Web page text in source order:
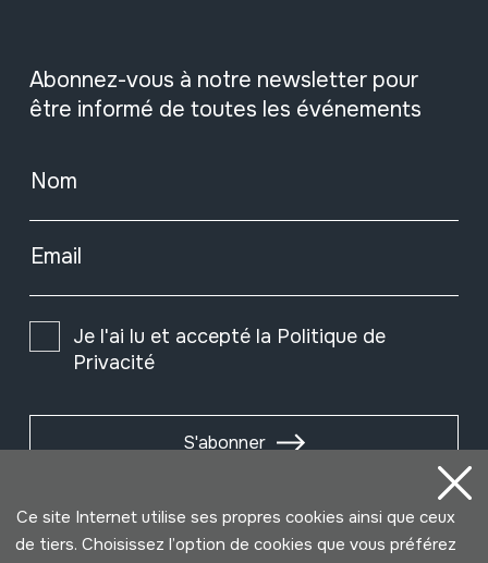
Abonnez-vous à notre newsletter pour
être informé de toutes les événements
Nom
Email
Je l'ai lu et accepté la Politique de
Privacité
S'abonner
Ce site Internet utilise ses propres cookies ainsi que ceux
de tiers. Choisissez l’option de cookies que vous préférez